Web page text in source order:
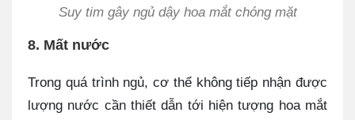
Suy tim gây ngủ dậy hoa mắt chóng mặt
8. Mất nước
Trong quá trình ngủ, cơ thể không tiếp nhận được
lượng nước cần thiết dẫn tới hiện tượng hoa mắt